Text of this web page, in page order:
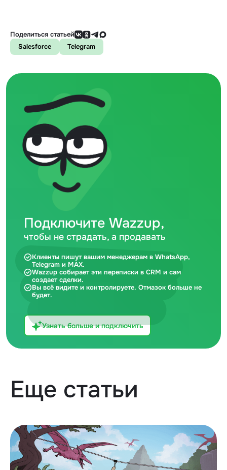
Поделиться статьей
Salesforce
Telegram
Подключите Wazzup,
чтобы не страдать, а продавать
Клиенты пишут вашим менеджерам в WhatsApp,
Telegram и MAX.
Wazzup собирает эти переписки в CRM и сам
создает сделки.
Вы всё видите и контролируете. Отмазок больше не
будет.
Узнать больше и подключить
Еще статьи